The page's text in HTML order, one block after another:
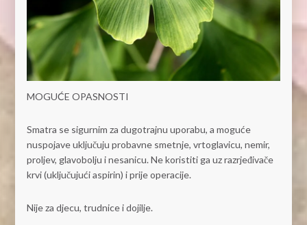
MOGUĆE OPASNOSTI
Smatra se sigurnim za dugotrajnu uporabu, a moguće
nuspojave uključuju probavne smetnje, vrtoglavicu, nemir,
proljev, glavobolju i nesanicu. Ne koristiti ga uz razrjeđivače
krvi (uključujući aspirin) i prije operacije.
Nije za djecu, trudnice i dojilje.